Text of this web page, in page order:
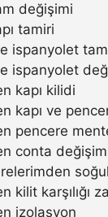
değişimi
tamiri
ispanyolet
ispanyolet
kapı kilidi
kapı ve
pencere
conta
kilit karşılığı
izolasyon